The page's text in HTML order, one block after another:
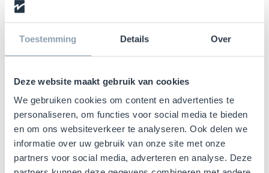
Toestemming Details Over
Deze website maakt gebruik van cookies
We gebruiken cookies om content en advertenties te
personaliseren, om functies voor social media te bieden
en om ons websiteverkeer te analyseren. Ook delen we
informatie over uw gebruik van onze site met onze
partners voor social media, adverteren en analyse. Deze
Zelfs de kleinste menselijke fout in
voorraadbeheer kan leiden tot grote
problemen zoals overtollige voorraden,
producttekorten of financiële verliezen. Door
het traceerproces te automatiseren,
vermindert RFID de kans op menselijke fouten
en verbetert de efficiëntie en nauwkeurigheid
van voorraadbeheer en -controle.
3. Diefstal- en verliespreventie